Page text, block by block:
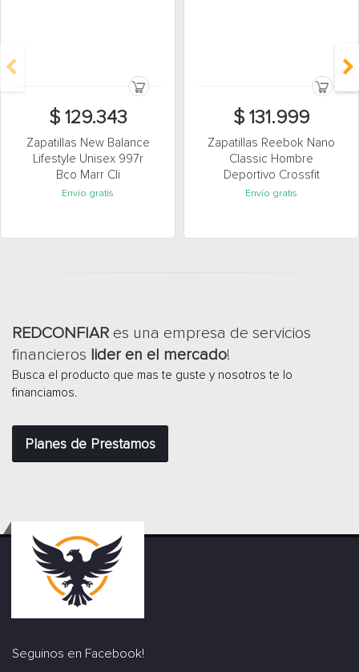
$ 129.343
Zapatillas New Balance
Lifestyle Unisex 997r
Bco Marr Cli
Envío gratis
$ 131.999
Zapatillas Reebok Nano
Classic Hombre
Deportivo Crossfit
Envío gratis
REDCONFIAR es una empresa de servicios
financieros lider en el mercado!
Busca el producto que mas te guste y nosotros te lo
financiamos.
Planes de Prestamos
Seguinos en Facebook!